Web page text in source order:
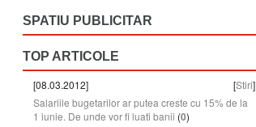
SPATIU PUBLICITAR
TOP ARTICOLE
[08.03.2012] [Stiri]
Salariile bugetarilor ar putea creste cu 15% de la
1 iunie. De unde vor fi luati banii (0)